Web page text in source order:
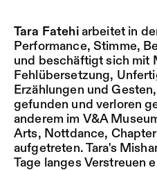
Tara Fatehiarbeitet in
Performance, Stimme,
und beschäftigt sich mit
Fehlübersetzung,
Erzählungen und
gefunden und verloren
anderem im V&A
Arts, Nottdance,
aufgetreten. Tara's
Tage langes Verstreuen